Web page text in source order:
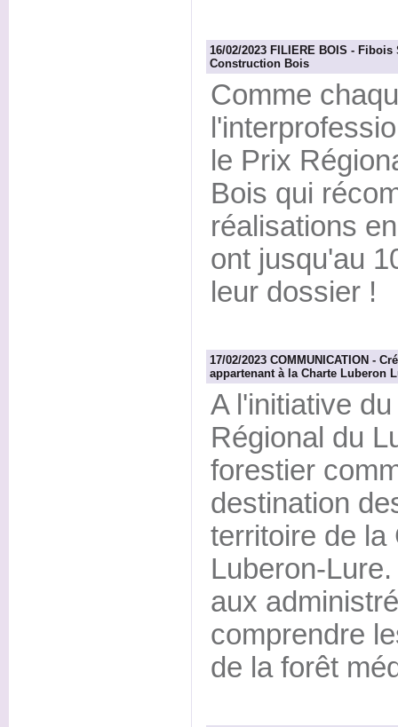
16/02/2023 FILIERE BOIS -
Construction Bois
Comme
le Prix
Bois qui
réalisations
ont jusqu'au
leur dossier !
17/02/2023 COMMUNICATION -
appartenant à la Charte Luberon
A l'initiative
Régional du
forestier
destination
territoire de la
Luberon-
aux
comprendre
de la forêt